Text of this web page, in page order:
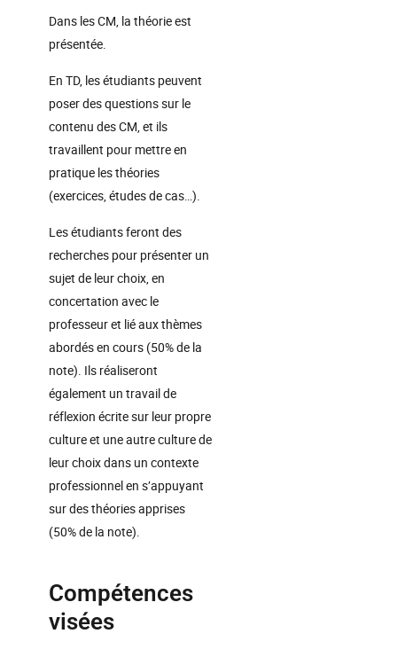
Dans les CM, la théorie est
présentée.
En TD, les étudiants peuvent
poser des questions sur le
contenu des CM, et ils
travaillent pour mettre en
pratique les théories
(exercices, études de cas…).
Les étudiants feront des
recherches pour présenter un
sujet de leur choix, en
concertation avec le
professeur et lié aux thèmes
abordés en cours (50% de la
note). Ils réaliseront
également un travail de
réflexion écrite sur leur propre
culture et une autre culture de
leur choix dans un contexte
professionnel en s’appuyant
sur des théories apprises
(50% de la note).
Compétences
visées